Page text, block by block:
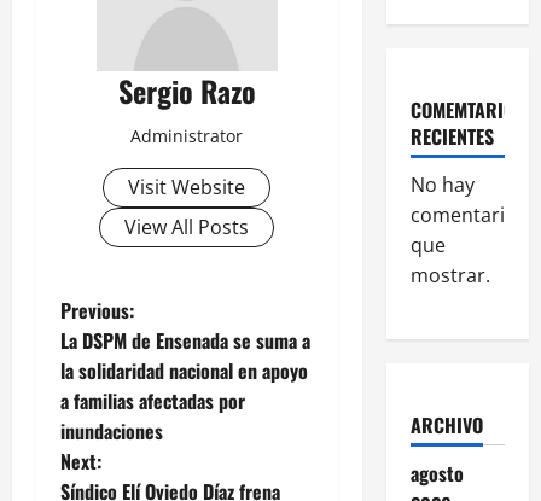
Sergio Razo
Administrator
Visit Website
View All Posts
P
o
s
t
Previous:
La DSPM de Ensenada se suma a
la solidaridad nacional en apoyo
a familias afectadas por
inundaciones
Next:
Síndico Elí Oviedo Díaz frena
COMEMTARIOS
RECIENTES
No hay
comentarios
que
mostrar.
ARCHIVO
agosto